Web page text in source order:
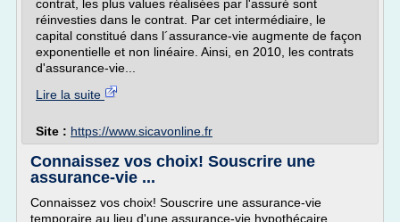
contrat, les plus values réalisées par l'assuré sont
réinvesties dans le contrat. Par cet intermédiaire, le
capital constitué dans l´assurance-vie augmente de façon
exponentielle et non linéaire. Ainsi, en 2010, les contrats
d'assurance-vie...
Lire la suite
Site : https://www.sicavonline.fr
Connaissez vos choix! Souscrire une
assurance-vie ...
Connaissez vos choix! Souscrire une assurance-vie
temporaire au lieu d'une assurance-vie hypothécaire